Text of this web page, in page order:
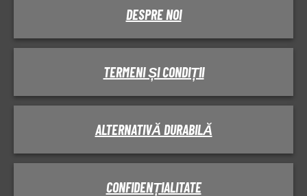
DESPRE NOI
TERMENI ȘI CONDIȚII
ALTERNATIVĂ DURABILĂ
CONFIDENȚIALITATE